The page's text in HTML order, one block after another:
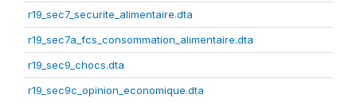
r19_sec7_securite_alimentaire.dta
r19_sec7a_fcs_consommation_alimentaire.dta
r19_sec9_chocs.dta
r19_sec9c_opinion_economique.dta